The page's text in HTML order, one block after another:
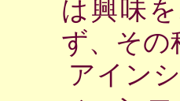
は興味
ず、そ
アイン